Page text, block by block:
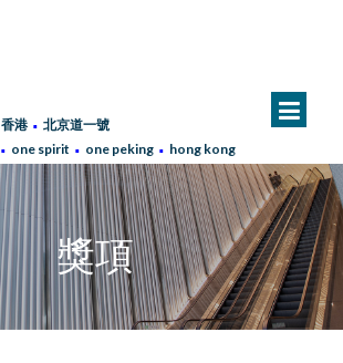
香港 ∙ 北京道一號
∙ one spirit ∙ one peking ∙ hong kong
獎項